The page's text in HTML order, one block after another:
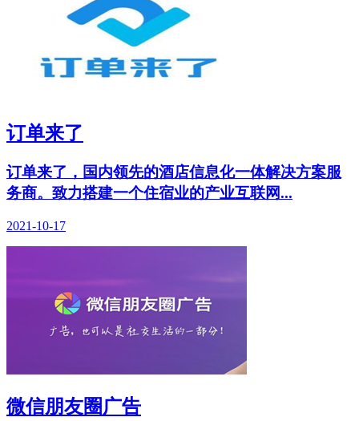
订单来了
订单来了，国内领先的酒店信息化一体解决方案服
务商。致力搭建一个住宿业的产业互联网...
2021-10-17
微信朋友圈广告